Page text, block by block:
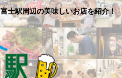
富士駅周辺の美味しいお店を紹介！